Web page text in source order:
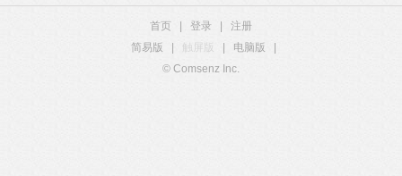
首页 登录
注册
简易版
触屏版 电脑版
© Comsenz Inc.